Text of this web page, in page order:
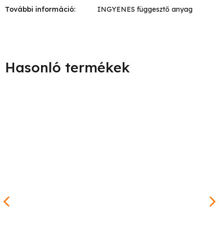
További információ: INGYENES függesztő anyag